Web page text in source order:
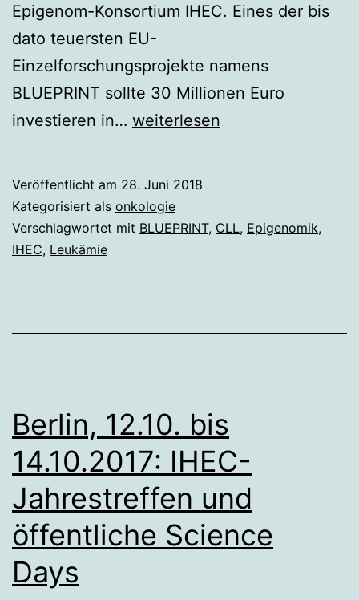
Epigenom-Konsortium IHEC. Eines der bis
dato teuersten EU-
Einzelforschungsprojekte namens
BLUEPRINT sollte 30 Millionen Euro
investieren in… Komplette
Leukämie-
Art
weiterlesen
Veröffentlicht am 28. Juni 2018
Kategorisiert als onkologie
Verschlagwortet mit BLUEPRINT, CLL, Epigenomik,
IHEC, Leukämie
Berlin, 12.10. bis
14.10.2017: IHEC-
Jahrestreffen und
öffentliche Science
Days